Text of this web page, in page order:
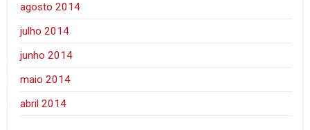
agosto 2014
julho 2014
junho 2014
maio 2014
abril 2014